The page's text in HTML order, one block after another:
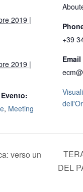
2019 |
2019 |
, Meeting
+39
Email
verso un
DEL